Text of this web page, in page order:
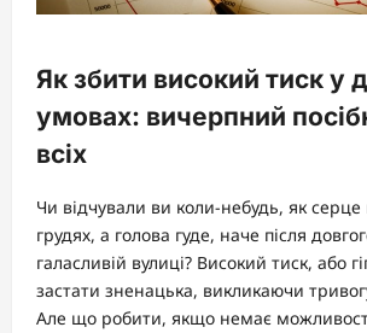
Як збити високий тиск у
умовах: вичерпний
всіх
Чи відчували ви коли-небудь, як серце
грудях, а голова гуде, наче після
галасливій вулиці? Високий тиск, або
застати зненацька, викликаючи
Але що робити, якщо немає